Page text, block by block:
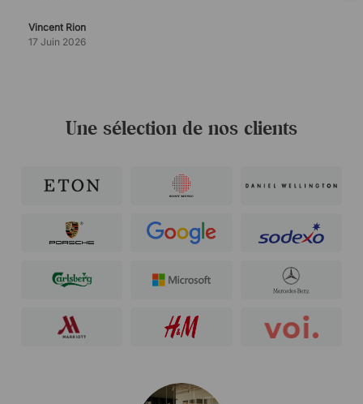
Vincent Rion
17 Juin 2026
Une sélection de nos clients